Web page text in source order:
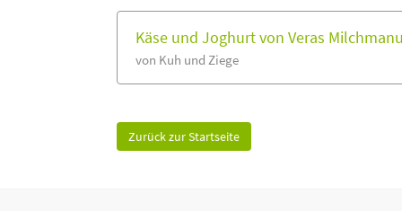
Käse und Joghurt von Veras
von Kuh und Ziege
Zurück zur Startseite